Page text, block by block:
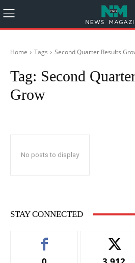
Home Tags Second Quarter Results
Tag: Second
Grow
No posts to display
STAY CONNECTED